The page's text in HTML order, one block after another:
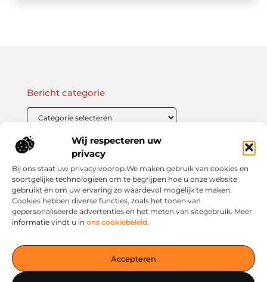
Wij respecteren uw
privacy
Bij ons staat uw privacy voorop.We maken gebruik van cookies en
soortgelijke technologieën om te begrijpen hoe u onze website
gebruikt én om uw ervaring zo waardevol mogelijk te maken.
Cookies hebben diverse functies, zoals het tonen van
gepersonaliseerde advertenties en het meten van sitegebruik. Meer
informatie vindt u in ons cookiebeleid.
Accepteren
— Verken prikkelende blogs, slimme inzichten en praktische
tips voor een bewuster en slimmer leven. Alles overzichtelijk
verzameld op één platform. Begin vandaag nog op living-
Onze informatie
Bericht categorie